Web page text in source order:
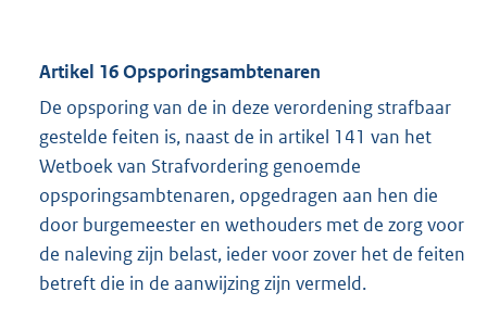
Artikel 16 Opsporingsambtenaren
De opsporing van de in deze verordening strafbaar
gestelde feiten is, naast de in artikel 141 van het
Wetboek van Strafvordering genoemde
opsporingsambtenaren, opgedragen aan hen die
door burgemeester en wethouders met de zorg voor
de naleving zijn belast, ieder voor zover het de feiten
betreft die in de aanwijzing zijn vermeld.